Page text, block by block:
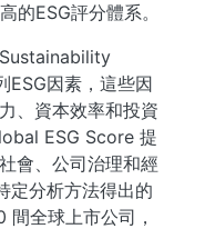
的ESG評分體系。
ESG因素，這些因
、資本效率和投資
ESG Score 提
會、公司治理和經
定分析方法得出的
全球上市公司，